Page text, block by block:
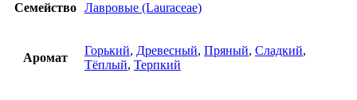
Семейство Лавровые (Lauraceae)
Аромат
Горький, Древесный, Пряный, Сладкий,
Тёплый, Терпкий